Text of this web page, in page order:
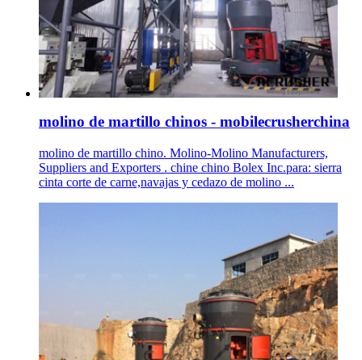
molino de martillo chinos - mobilecrusherchina
molino de martillo chino. Molino-Molino Manufacturers,
Suppliers and Exporters . chine chino Bolex Inc.para: sierra
cinta corte de carne,navajas y cedazo de molino ...